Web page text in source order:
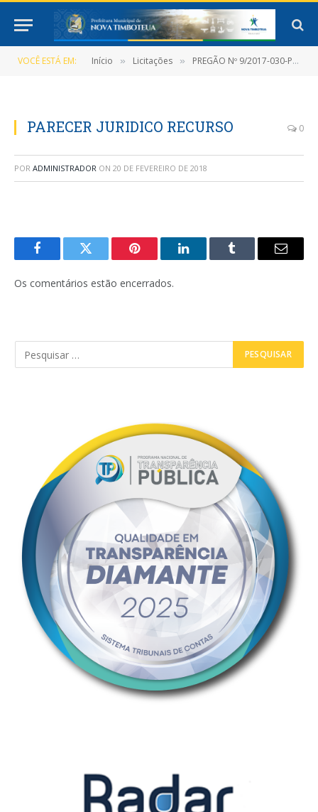
VOCÊ ESTÁ EM: Início » Licitações » PREGÃO Nº 9/2017-030-PMNT-PP-SRP
PARECER JURIDICO RECURSO 0
POR ADMINISTRADOR ON 20 DE FEVEREIRO DE 2018
FacebookTwitter Pinterest LinkedInTumblr
E-
Os comentários estão encerrados.